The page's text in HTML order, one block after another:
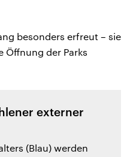
besonders erfreut – sie
Öffnung der Parks
externer
(Blau) werden